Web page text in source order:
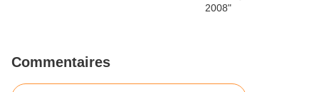
Commentaires